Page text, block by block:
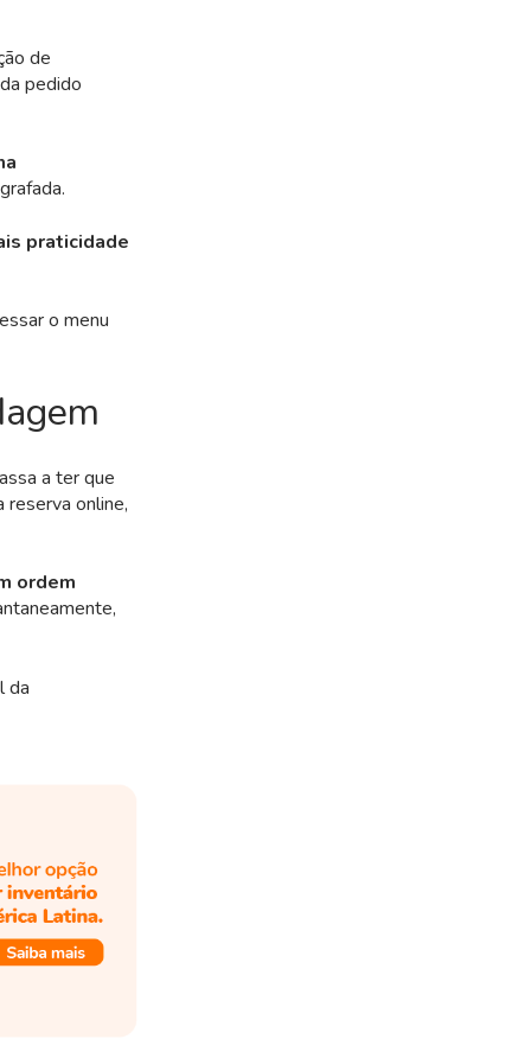
de
pedido
praticidade
o menu
a ter que
reserva online,
ordem
da